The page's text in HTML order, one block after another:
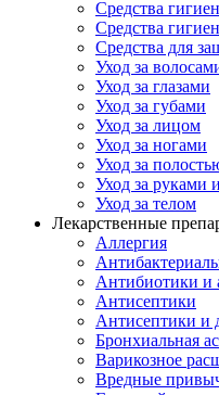
Средства
Средства
Средства для
Уход за
Уход за глазами
Уход за губами
Уход за лицом
Уход за ногами
Уход за
Уход за руками
Уход за телом
Лекарственные
Аллергия
Антибиотики и
Антисептики
Антисептики и
Бронхиальная
Варикозное
Вредные